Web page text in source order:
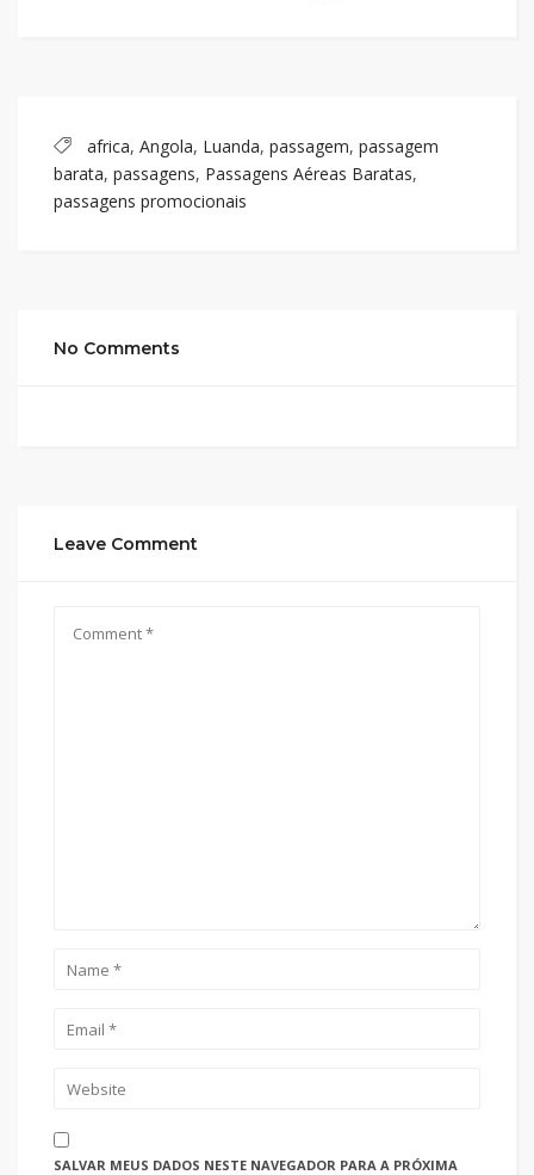
africa, Angola, Luanda, passagem, passagem
barata, passagens, Passagens Aéreas Baratas,
passagens promocionais
No Comments
Leave Comment
SALVAR MEUS DADOS NESTE NAVEGADOR PARA A PRÓXIMA